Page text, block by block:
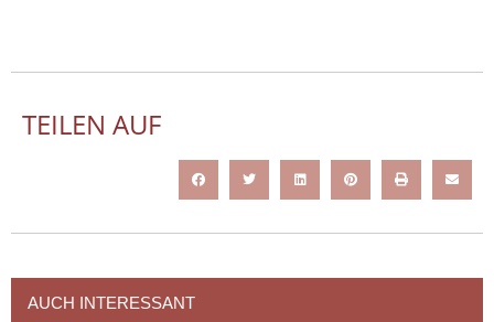
TEILEN AUF
AUCH INTERESSANT